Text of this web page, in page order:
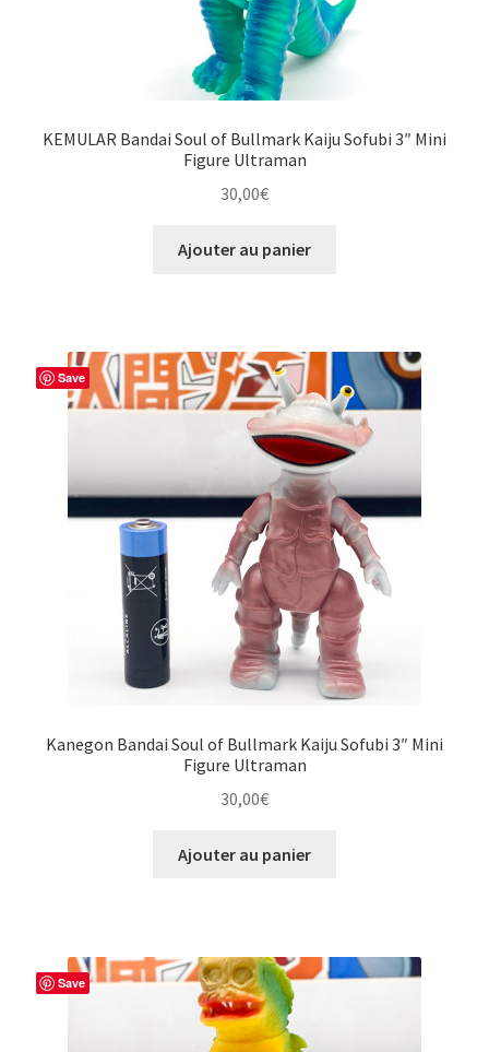
KEMULAR Bandai Soul of Bullmark Kaiju Sofubi 3″ Mini
Figure Ultraman
30,00€
Ajouter au panier
Save
Kanegon Bandai Soul of Bullmark Kaiju Sofubi 3″ Mini
Figure Ultraman
30,00€
Ajouter au panier
Save